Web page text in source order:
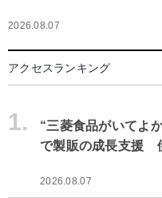
2026.08.07
アクセスランキング
1.
“三菱食品がいてよ
で製販の成長支援
2026.08.07